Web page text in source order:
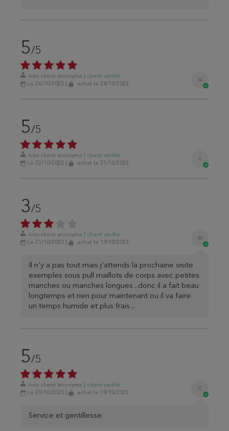
5/5
Avis client anonyme client vérifié
Le 26/10/2023
achat le 24/10/2023
M
5/5
Avis client anonyme client vérifié
Le 22/10/2023
achat le 21/10/2023
V
3/5
Avis client anonyme client vérifié
Le 21/10/2023
achat le 19/10/2023
M
Il n'y a pas tout mais j'attends la prochaine visite
exemples sous pull maillots de corps avec petites
manches ou manches longues ..donc il a fait beau
longtemps et rien pour maintenant ou il va faire
un temps humide et plus frais...
5/5
Avis client anonyme client vérifié
Le 20/10/2023
achat le 19/10/2023
C
Service et gentillesse